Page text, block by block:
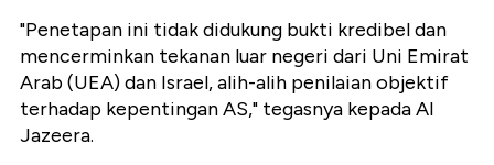
"Penetapan ini tidak didukung bukti kredibel dan
mencerminkan tekanan luar negeri dari Uni Emirat
Arab (UEA) dan Israel, alih-alih penilaian objektif
terhadap kepentingan AS," tegasnya kepada Al
Jazeera.